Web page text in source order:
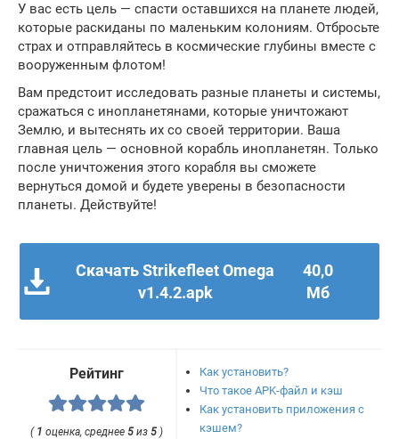
У вас есть цель — спасти оставшихся на планете людей,
которые раскиданы по маленьким колониям. Отбросьте
страх и отправляйтесь в космические глубины вместе с
вооруженным флотом!
Вам предстоит исследовать разные планеты и системы,
сражаться с инопланетянами, которые уничтожают
Землю, и вытеснять их со своей территории. Ваша
главная цель — основной корабль инопланетян. Только
после уничтожения этого корабля вы сможете
вернуться домой и будете уверены в безопасности
планеты. Действуйте!
Скачать Strikefleet Omega
v1.4.2.apk
40,0
Мб
Рейтинг
( 1 оценка, среднее5 из5 )
Как установить?
Что такое APK-файл и кэш
Как установить приложения с
кэшем?